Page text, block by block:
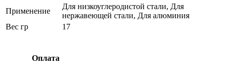
Применение
Для низкоуглеродистой стали, Для
нержавеющей стали, Для алюминия
Вес гр
17
Оплата